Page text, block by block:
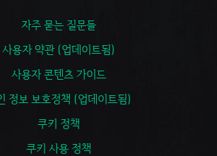
자주 묻는 질문들
사용자 약관 (업데이트됨)
사용자 콘텐츠 가이드
정보 보호정책 (업데이트됨)
쿠키 정책
쿠키 사용 정책